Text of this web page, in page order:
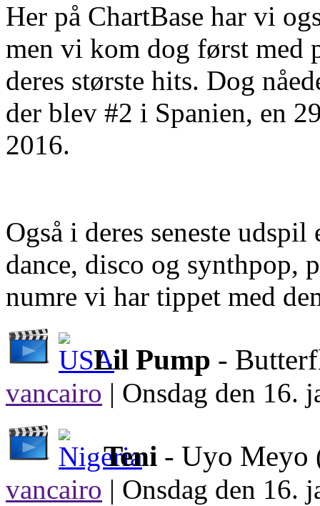
Her på ChartBase har vi
men vi kom dog først med
deres største hits. Dog
der blev #2 i Spanien, en
2016.
Også i deres seneste
dance, disco og synthpop,
numre vi har tippet med
Lil Pump -
vancairo | Onsdag den 16.
Teni - Uyo Meyo
vancairo | Onsdag den 16.